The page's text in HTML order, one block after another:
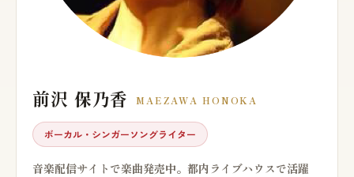
前沢 保乃香 MAEZAWA HONOKA
ボーカル・シンガーソングライター
音楽配信サイトで楽曲発売中。都内ライブハウスで活躍